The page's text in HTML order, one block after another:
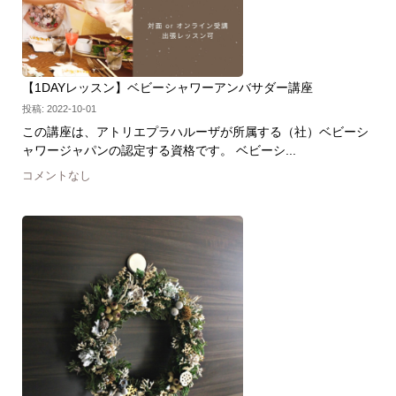
【1DAYレッスン】ベビーシャワーアンバサダー講座
投稿: 2022-10-01
この講座は、アトリエプラハルーザが所属する（社）ベビーシ
ャワージャパンの認定する資格です。 ベビーシ...
コメントなし